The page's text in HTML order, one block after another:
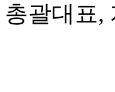
총괄대표,